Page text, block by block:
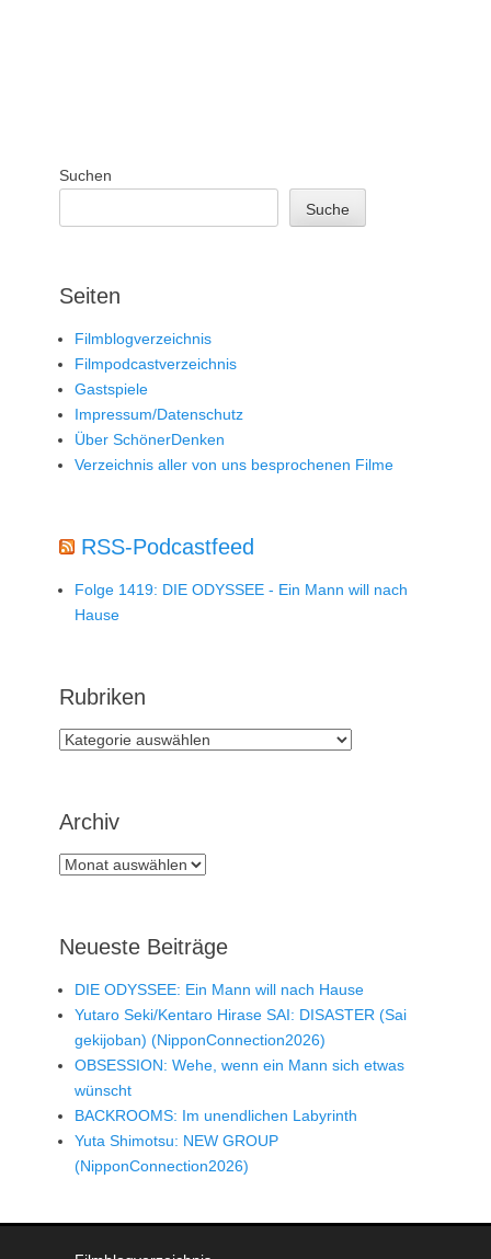
Suchen
Suche
Seiten
Filmblogverzeichnis
Filmpodcastverzeichnis
Gastspiele
Impressum/Datenschutz
Über SchönerDenken
Verzeichnis aller von uns besprochenen Filme
RSS-Podcastfeed
Folge 1419: DIE ODYSSEE - Ein Mann will nach
Hause
Rubriken
Rubriken
Archiv
Archiv
Neueste Beiträge
DIE ODYSSEE: Ein Mann will nach Hause
Yutaro Seki/Kentaro Hirase SAI: DISASTER (Sai
gekijoban) (NipponConnection2026)
OBSESSION: Wehe, wenn ein Mann sich etwas
wünscht
BACKROOMS: Im unendlichen Labyrinth
Yuta Shimotsu: NEW GROUP
(NipponConnection2026)